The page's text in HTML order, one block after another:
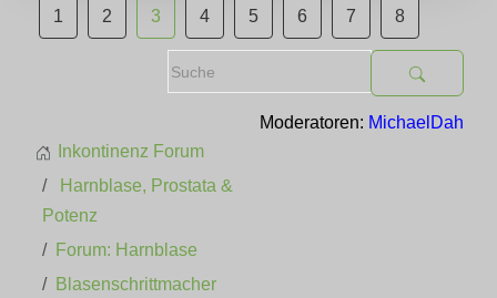
1 2 3 4 5 6 7 8
Moderatoren: MichaelDah
Inkontinenz Forum
Harnblase, Prostata &
Potenz
Forum: Harnblase
Blasenschrittmacher